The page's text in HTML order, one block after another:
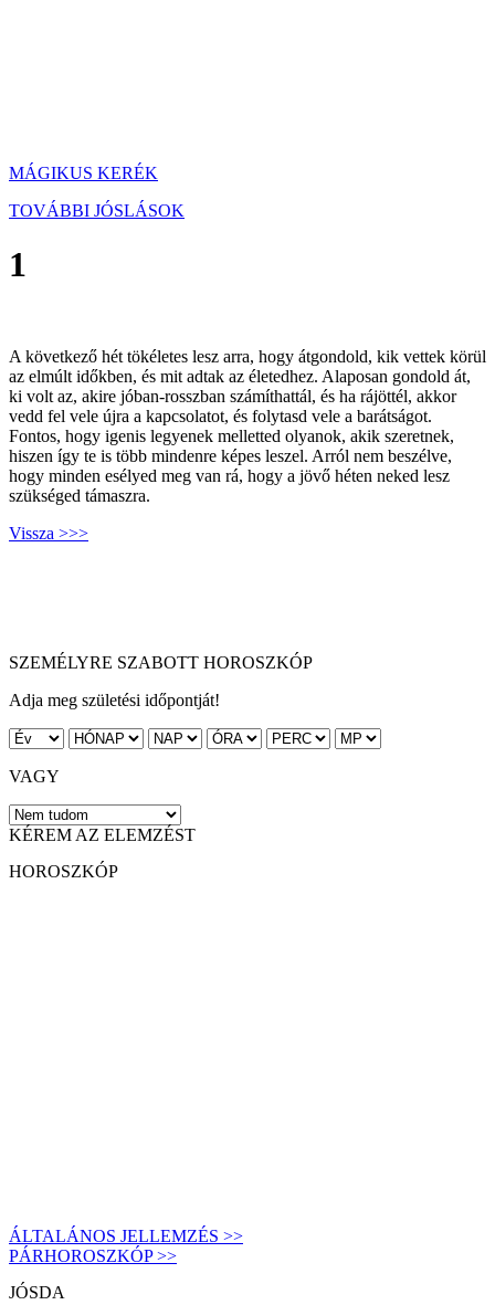
MÁGIKUS KERÉK
TOVÁBBI JÓSLÁSOK
1
A következő hét tökéletes lesz arra, hogy átgondold, kik vettek körül
az elmúlt időkben, és mit adtak az életedhez. Alaposan gondold át,
ki volt az, akire jóban-rosszban számíthattál, és ha rájöttél, akkor
vedd fel vele újra a kapcsolatot, és folytasd vele a barátságot.
Fontos, hogy igenis legyenek melletted olyanok, akik szeretnek,
hiszen így te is több mindenre képes leszel. Arról nem beszélve,
hogy minden esélyed meg van rá, hogy a jövő héten neked lesz
szükséged támaszra.
Vissza >>>
SZEMÉLYRE SZABOTT HOROSZKÓP
Adja meg születési időpontját!
VAGY
KÉREM AZ ELEMZÉST
HOROSZKÓP
ÁLTALÁNOS JELLEMZÉS >>
PÁRHOROSZKÓP >>
JÓSDA